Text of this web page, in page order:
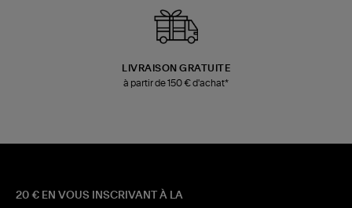
LIVRAISON GRATUITE
à partir de 150 € d'achat*
20 € EN VOUS INSCRIVANT À LA